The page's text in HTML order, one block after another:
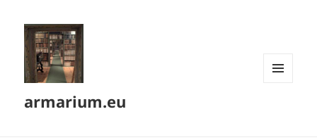
armarium.eu